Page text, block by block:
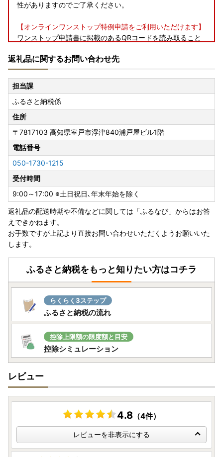
性がありますのでご了承ください。
【オンラインワンストップ特例申請をご利用いただけます】
ワンストップ申請書に掲載のあるQRコードを読み取ること
ます。
オンラインワンストップ特例申請は完全オンラインで行える
サービスで、ワンストップ特例申請書・確認書類等の紙面で
の提出は不要となり、自治体マイページからオンラインで申
請を完結させることが可能です。
〇「自治体マイページ」でのオンラインワンストップ特例申
請では、マイナンバーカードを使用します。
〇申請にはデジタル庁提供のマイナポータルアプリが必要で
す。
〇従来の手続き方法「書類郵送による申請」も引き続きご利
用いただけます。
※ご本人でワンストップ特例申請書を用意されて提出される
場合は、下記よりダウンロードが可能です。
ワンストップ特例申請書PDF
- - 特例申請書送付先 - -
高知県室戸市浮津25番地1
室戸市役所 産業振興課 ふるさと納税担当宛
- -- -- -- -- -- -- -- -
※2025年1月10日（消印有効）となりますのでご注意くださ
い。
ご不明な点はメールまたはお電話でお問い合わせください。
電 話：050-1730-1215（直通）
メール：muroto@furusato-supports.com
～ご寄附のキャンセル対応について～
返礼品をすでに配送している場合は、市税の負担が発生して
おりますので、キャンセルおよび還付の対応はできませんの
で、ご注意ください。
返礼品に関するお問い合わせ先
担当課
ふるさと納税係
住所
〒7817103 高知県室戸市浮津840浦戸屋ビル1階
電話番号
050-1730-1215
受付時間
9:00～17:00 ※土日祝日､年末年始を除く
返礼品の配送時期や不備などに関しては「ふるなび」からはお答
えできかねます。
お手数ですが上記より直接お問い合わせいただくようお願いいた
します。
ふるさと納税をもっと知りたい方はコチラ
らくらく3ステップ
ふるさと納税の流れ
控除上限額の限度額と目安
控除シミュレーション
レビュー
4.8 （4件）
レビューを非表示にする